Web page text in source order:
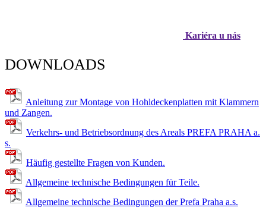
Kariéra u nás
DOWNLOADS
Anleitung zur Montage von Hohldeckenplatten mit Klammern
und Zangen.
Verkehrs- und Betriebsordnung des Areals PREFA PRAHA a.
s.
Häufig gestellte Fragen von Kunden.
Allgemeine technische Bedingungen für Teile.
Allgemeine technische Bedingungen der Prefa Praha a.s.